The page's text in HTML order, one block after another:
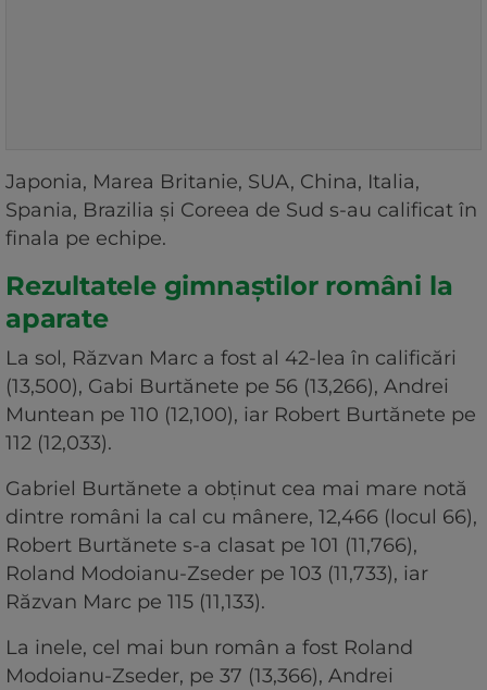
Japonia, Marea Britanie, SUA, China, Italia,
Spania, Brazilia şi Coreea de Sud s-au calificat în
finala pe echipe.
Rezultatele gimnaștilor români la
aparate
La sol, Răzvan Marc a fost al 42-lea în calificări
(13,500), Gabi Burtănete pe 56 (13,266), Andrei
Muntean pe 110 (12,100), iar Robert Burtănete pe
112 (12,033).
Gabriel Burtănete a obţinut cea mai mare notă
dintre români la cal cu mânere, 12,466 (locul 66),
Robert Burtănete s-a clasat pe 101 (11,766),
Roland Modoianu-Zseder pe 103 (11,733), iar
Răzvan Marc pe 115 (11,133).
La inele, cel mai bun român a fost Roland
Modoianu-Zseder, pe 37 (13,366), Andrei